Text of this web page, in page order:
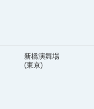
新橋演舞場
(東京)